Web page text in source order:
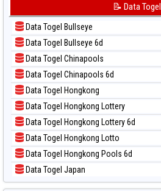
📊 Statistik Sydney Pools 6d
📊 Statistik Taipei
📊 Statistik Taiwan
📝 Pola Dasar Kuda Lari
📝 Pola Dasar Magnum Cambodia
📝 Pola Dasar Nagoya
📝 Pola Dasar North Carolina Day
📝 Pola Dasar Pcso
📝 Pola Dasar Sao Paulo
📝 Pola Dasar Singapore
📝 Pola Dasar Sydney
📝 Pola Dasar Sydney Lottery
📝 Pola Dasar Sydney Lottery 6d
📝 Pola Dasar Sydney Lotto
📝 Data Togel
Data Togel Bullseye
Data Togel Bullseye 6d
Data Togel Chinapools
Data Togel Chinapools 6d
Data Togel Hongkong
Data Togel Hongkong Lottery
Data Togel Hongkong Lottery 6d
Data Togel Hongkong Lotto
Data Togel Hongkong Pools 6d
Data Togel Japan
Data Togel Japan 6d